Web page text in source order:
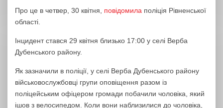
Про це в четвер, 30 квітня, повідомила поліція Рівненської
області.
Інцидент стався 29 квітня близько 17:00 у селі Верба
Дубенського району.
Як зазначили в поліції, у селі Верба Дубенського району
військовослужбовці групи оповіщення разом із
поліцейським офіцером громади побачили чоловіка, який
ішов з велосипедом. Коли вони наблизилися до чоловіка,